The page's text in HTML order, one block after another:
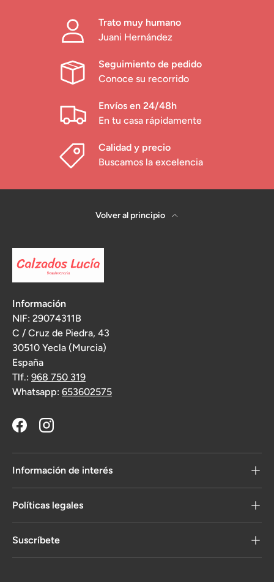
Trato muy humano
Juani Hernández
Seguimiento de pedido
Conoce su recorrido
Envíos en 24/48h
En tu casa rápidamente
Calidad y precio
Buscamos la excelencia
Volver al principio
Información
NIF: 29074311B
C / Cruz de Piedra, 43
30510 Yecla (Murcia)
España
Tlf.: 968 750 319
Whatsapp: 653602575
FacebookInstagram
Información de interés
Políticas legales
Suscríbete